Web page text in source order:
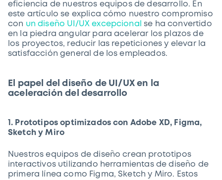
eficiencia de nuestros equipos de desarrollo. En
este artículo se explica cómo nuestro compromiso
con un diseño UI/UX excepcional se ha convertido
en la piedra angular para acelerar los plazos de
los proyectos, reducir las repeticiones y elevar la
satisfacción general de los empleados.
El papel del diseño de UI/UX en la
aceleración del desarrollo
1. Prototipos optimizados con Adobe XD, Figma,
Sketch y Miro
Nuestros equipos de diseño crean prototipos
interactivos utilizando herramientas de diseño de
primera línea como Figma, Sketch y Miro. Estos